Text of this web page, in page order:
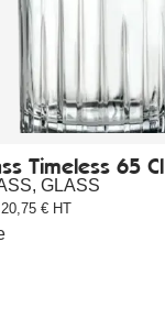
Timeless 65 Cl
, GLASS
20,75 € HT